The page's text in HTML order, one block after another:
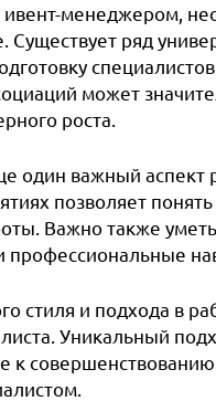
менеджером,
ряд
может
роста.
один важный аспект
позволяет
Важно также
профессиональные
стиля и подхода в
Уникальный
к